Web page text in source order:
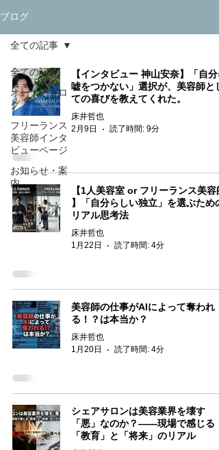
ブログ
全ての記事
オーナーブロ
グ
フリーランス
美容師インタ
ビューページ
お知らせ・案
内
全ての記事
【インタビュー 神山安奈】「自分
嘘をつかない」選択が、美容師とし
ての喜びを教えてくれた。
床井哲也
2月9日
読了時間: 9分
【1人美容室 or フリーランス美容
】「自分らしい独立」を選ぶための
リアル思考法
床井哲也
1月22日
読了時間: 4分
美容師の仕事がAIによって奪われ
る！？は本当か？
床井哲也
1月20日
読了時間: 4分
シェアサロンは美容業界を壊す
「悪」なのか？――現場で感じる
「教育」と「将来」のリアル